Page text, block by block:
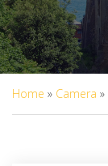
Home » Camera »